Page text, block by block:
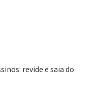
revide e saia do